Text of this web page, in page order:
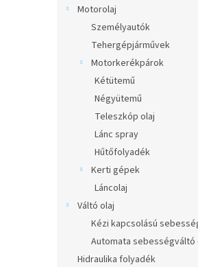
Motorolaj
Személyautók
Tehergépjárművek
Motorkerékpárok
Kétütemű
Négyütemű
Teleszkóp olaj
Lánc spray
Hűtőfolyadék
Kerti gépek
Láncolaj
Váltó olaj
Kézi kapcsolású
Automata sebességváltó
Hidraulika folyadék